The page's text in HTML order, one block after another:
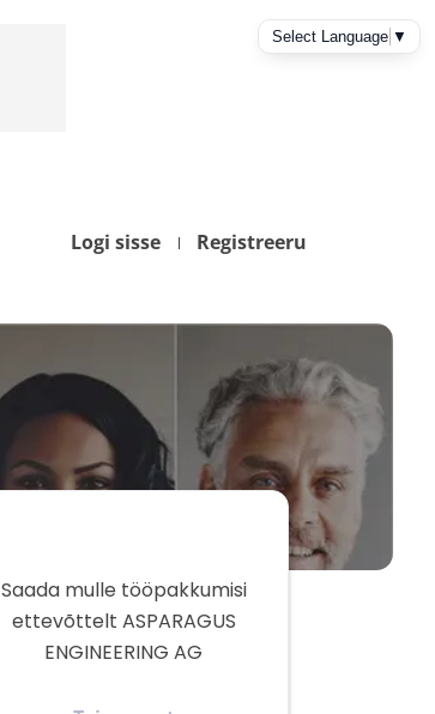
Logi sisse Registreeru
Saada mulle tööpakkumisi
ettevõttelt ASPARAGUS
ENGINEERING AG